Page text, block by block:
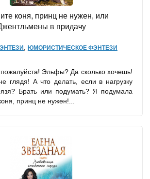
коня, принц не нужен, или
в придачу
ЮМОРИСТИЧЕСКОЕ ФЭНТЕЗИ
Эльфы? Да сколько хочешь!
глядя! А что делать, если в нагрузку
Брать или подумать? Я подумала
принц не нужен!...